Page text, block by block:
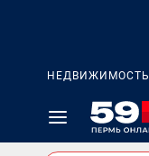
НЕДВИЖИМОСТЬ